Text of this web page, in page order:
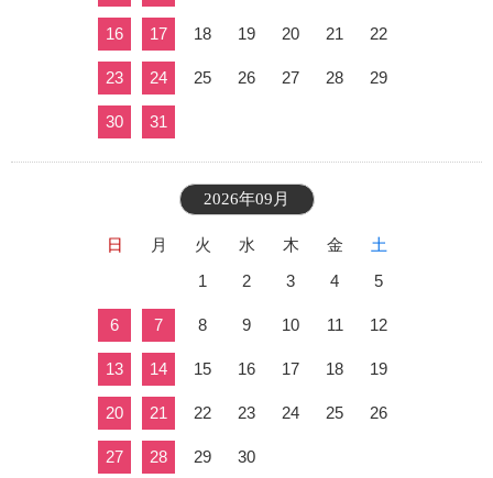
16 17 18 19 20 21 22
23 24 25 26 27 28 29
30 31
2026年09月
日 月 火 水 木 金
土
1
2 3 4 5
6 7 8 9 10 11 12
13 14 15 16 17 18 19
20 21 22 23 24 25 26
27 28 29 30